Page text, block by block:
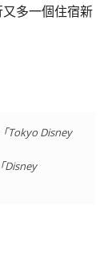
多一個住宿新
Tokyo Disney
Disney